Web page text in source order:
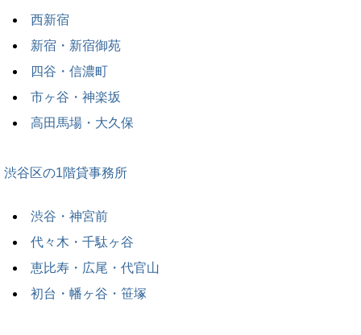
西新宿
新宿・新宿御苑
四谷・信濃町
市ヶ谷・神楽坂
高田馬場・大久保
渋谷区の1階貸事務所
渋谷・神宮前
代々木・千駄ヶ谷
恵比寿・広尾・代官山
初台・幡ヶ谷・笹塚